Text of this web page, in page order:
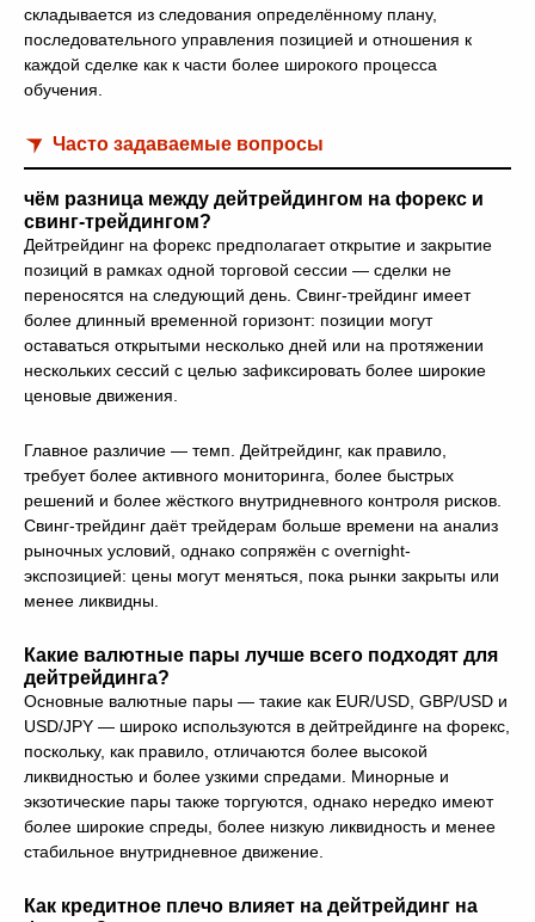
складывается из следования определённому плану,
последовательного управления позицией и отношения к
каждой сделке как к части более широкого процесса
обучения.
Часто задаваемые вопросы
чём разница между дейтрейдингом на форекс и
свинг-трейдингом?
Дейтрейдинг на форекс предполагает открытие и закрытие
позиций в рамках одной торговой сессии — сделки не
переносятся на следующий день. Свинг-трейдинг имеет
более длинный временной горизонт: позиции могут
оставаться открытыми несколько дней или на протяжении
нескольких сессий с целью зафиксировать более широкие
ценовые движения.
Главное различие — темп. Дейтрейдинг, как правило,
требует более активного мониторинга, более быстрых
решений и более жёсткого внутридневного контроля рисков.
Свинг-трейдинг даёт трейдерам больше времени на анализ
рыночных условий, однако сопряжён с overnight-
экспозицией: цены могут меняться, пока рынки закрыты или
менее ликвидны.
Какие валютные пары лучше всего подходят для
дейтрейдинга?
Основные валютные пары — такие как EUR/USD, GBP/USD и
USD/JPY — широко используются в дейтрейдинге на форекс,
поскольку, как правило, отличаются более высокой
ликвидностью и более узкими спредами. Минорные и
экзотические пары также торгуются, однако нередко имеют
более широкие спреды, более низкую ликвидность и менее
стабильное внутридневное движение.
Как кредитное плечо влияет на дейтрейдинг на